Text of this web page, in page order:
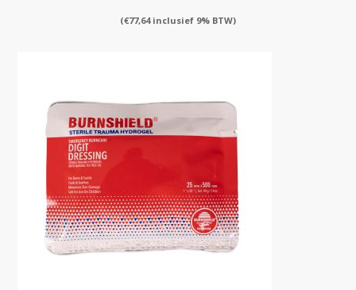
(€77,64inclusief 9% BTW)